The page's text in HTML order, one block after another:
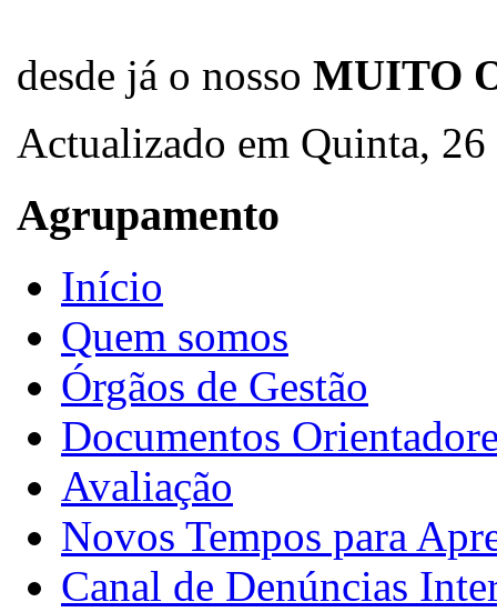
desde já o nosso MUITO
Actualizado em Quinta,
Agrupamento
Início
Quem somos
Órgãos de Gestão
Documentos
Avaliação
Novos Tempos para
Canal de Denúncias